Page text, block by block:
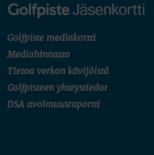
Golfpiste mediakortti
Mediahinnasto
Tietoa verkon kävijöistä
Golfpisteen yhteystiedot
DSA avoimuusraportti